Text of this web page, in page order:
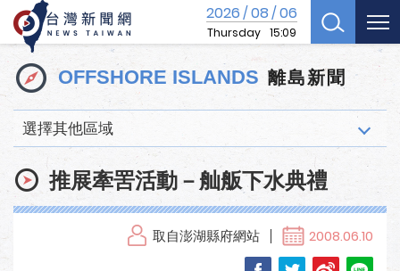
2026/08/06
Thursday 15:09
OFFSHORE ISLANDS 離島新聞
選擇其他區域
推展牽罟活動－舢舨下水典禮
取自澎湖縣府網站 2008.06.10